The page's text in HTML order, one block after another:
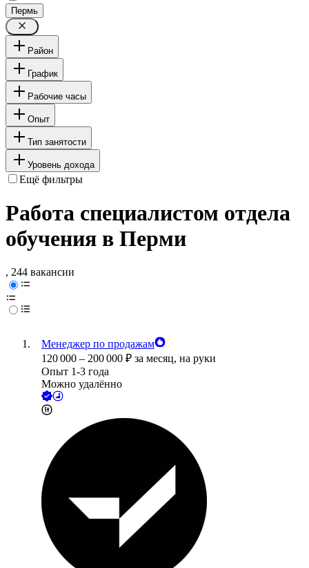
Пермь
Район
График
Рабочие часы
Опыт
Тип занятости
Уровень дохода
Ещё фильтры
Работа специалистом отдела
обучения в Перми
, 244 вакансии
Менеджер по продажам
120 000 – 200 000 ₽ за месяц, на руки
Опыт 1-3 года
Можно удалённо